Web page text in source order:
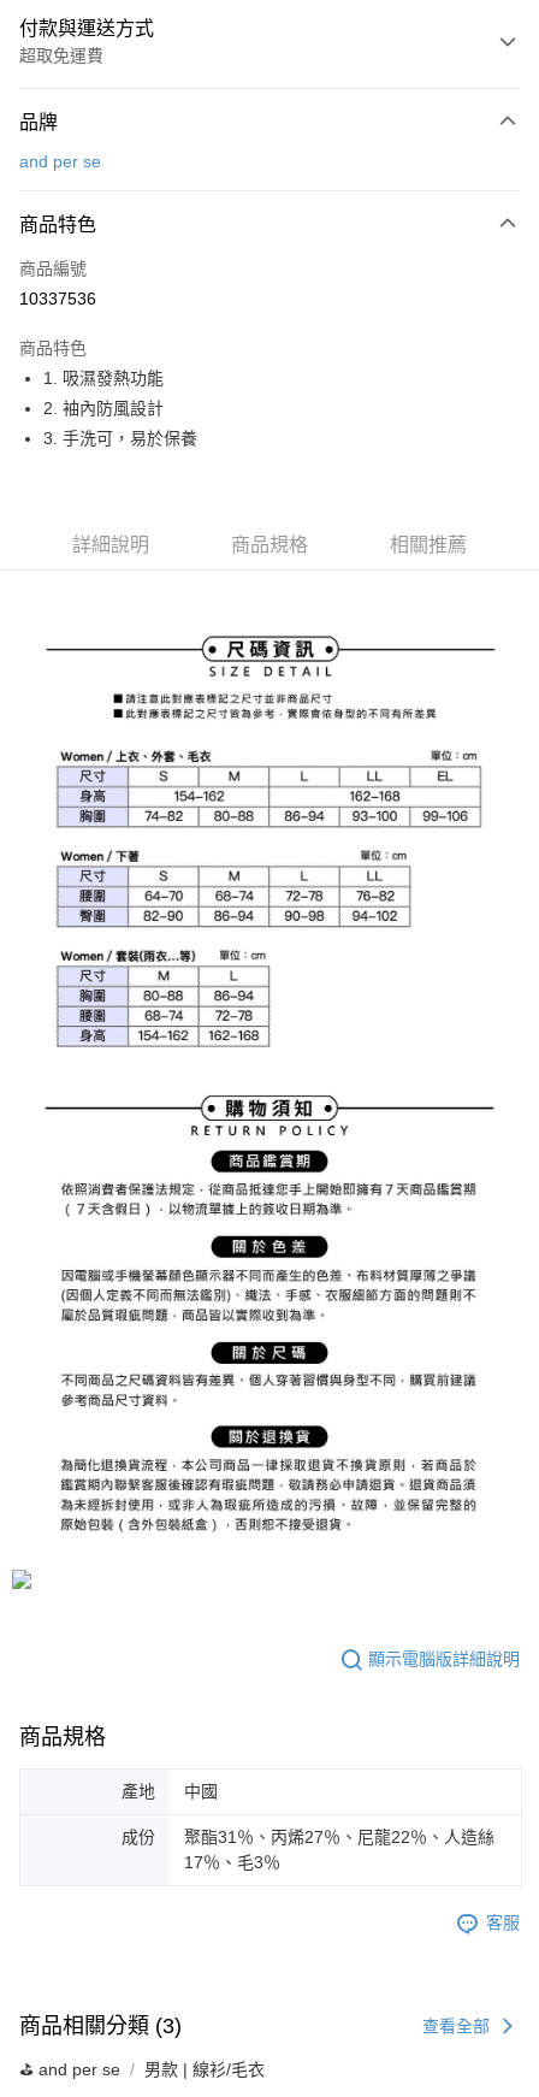
付款與運送方式
超取免運費
信用卡一次付款
LINE Pay
Apple Pay
悠遊付
大哥付你分期
相關說明
成交易。
【繳款方式說明】
1.分期款項不併入電信帳單，「大哥付你分期」於每月結算日後寄送繳費提
2.透過簡訊連結打開帳單後，可選擇「超商條碼／台灣大直營門市／銀行轉
【注意事項】
1.本服務係由「台灣大哥大股份有限公司」（以下簡稱本公司）所提供，讓
用戶於交易時，得透過本服務購買商品或服務，並由商店將買賣／分期付款
買賣價金債權讓與本公司後，依約使用本公司帳單繳交帳款。
2.基於同意付款使用「大哥付你分期」之契約關係目的，商店將以您的個人
資料（包含姓名、電話或地址）提供予台灣大哥大進項蒐集、處理及利用，
由本公司與您本人進行分期帳單所需資料之確認、核對及更正。
【關於「AFTEE先享後付」】
AFTEE先享後付是「在收到商品之後才付款」的支付方式。 讓您購物簡單
３．安心：先確認商品／服務後，再付款。
１．於結帳方式選擇「AFTEE先享後付」後，將跳轉至「AFTEE先享後付」
２．訂單成立數日內，您將收到繳費通知簡訊。
３．收到繳費通知簡訊後14天內，點擊此簡訊中的連結，可透過四大超商／
ATM／網路銀行／等多元方式進行付款，方視為交易完成。
※ 請注意：結帳手續完成當下不需立刻繳費，但若您需要取消訂單，請聯絡
後付繳納相關費用。
※ 交易是否成功請以「AFTEE先享後付 」之結帳頁面顯示為準，若有關於
是否繳費成功／繳費後需取消欲退款等相關疑問，請聯繫「AFTEE先享後付
客戶支援中心」https://netprotections.freshdesk.com/support/home
【注意事項】
１．透過由恩沛科技股份有限公司提供之「AFTEE先享後付」服務完成之交
易，需依本服務之必要範圍內提供個人資料，並將交易相關給付款項請求債
權轉讓予恩沛科技股份有限公司。
３．未成年的使用者請事先徵得法定代理人或監護人之同意方可使用
「AFTEE先享後付」，若未經同意申辦者引起之損失，本公司不負相關責
４．使用「AFTEE先享後付」時，將依據個別帳號之用戶狀況，依本公司即
時審查核予不同之上限額度；若仍有額度不足之情形，本公司將視審查結果
請求用戶進行身份認證。
恩沛科技股份有限公司將有權停止該用戶之使用額度並採取法律行動。
ATM付款
全家取貨付款
免運費
萊爾富取貨付款
付款後萊爾富取貨
免運費
7-11取貨付款
免運費
付款後7-11取貨
宅配
離島宅配
免運費
品牌
and per se
商品特色
商品編號
10337536
商品特色
1. 吸濕發熱功能
2. 袖內防風設計
3. 手洗可，易於保養
詳細說明 商品規格 相關推薦
顯示電腦版詳細說明
商品規格
產地 中國
成份
聚酯31％、丙烯27％、尼龍22％、人造絲
17％、毛3％
客服
商品相關分類 (3) 查看全部
⛳️ and per se 男款 | 線衫/毛衣